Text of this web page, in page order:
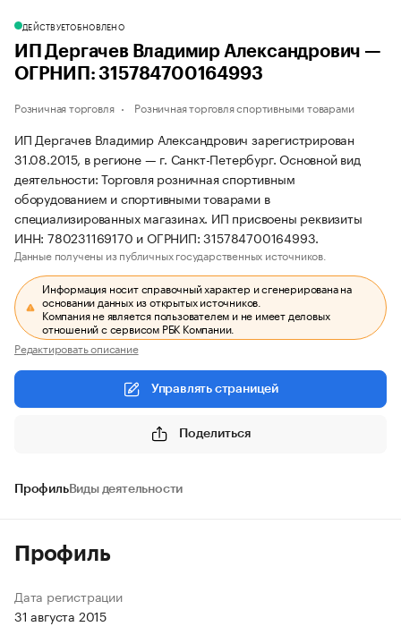
ДЕЙСТВУЕТОБНОВЛЕНО
ИП Дергачев Владимир Александрович —
ОГРНИП: 315784700164993
Розничная торговля Розничная торговля спортивными товарами
ИП Дергачев Владимир Александрович зарегистрирован
31.08.2015, в регионе — г. Санкт-Петербург. Основной вид
деятельности: Торговля розничная спортивным
оборудованием и спортивными товарами в
специализированных магазинах. ИП присвоены реквизиты
ИНН: 780231169170 и ОГРНИП: 315784700164993.
Данные получены из публичных государственных источников.
Информация носит справочный характер и сгенерирована на
основании данных из открытых источников.
Компания не является пользователем и не имеет деловых
отношений с сервисом РБК Компании.
Редактировать описание
Управлять страницей
Поделиться
ПрофильВиды деятельности
Профиль
Дата регистрации
31 августа 2015